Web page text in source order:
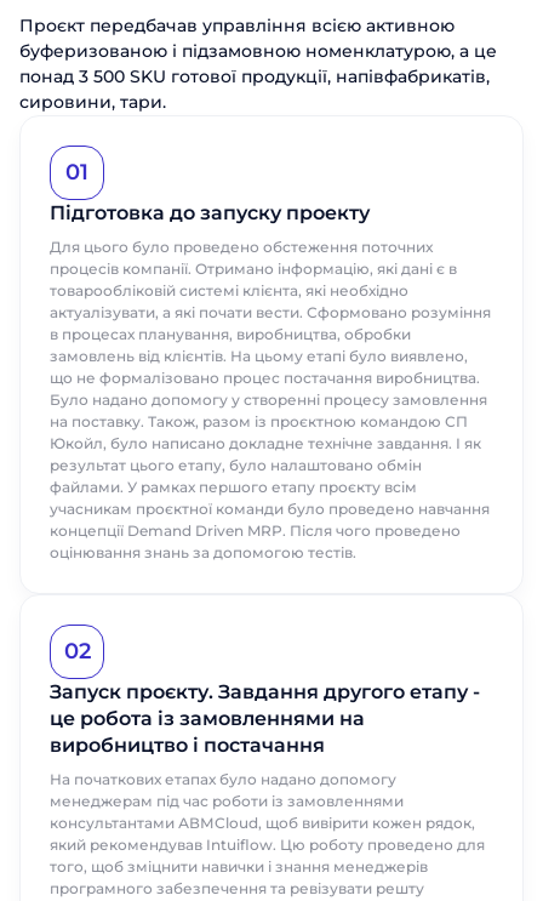
Проєкт передбачав управління всією активною
буферизованою і підзамовною номенклатурою, а це
понад 3 500 SKU готової продукції, напівфабрикатів,
сировини, тари.
01
Підготовка до запуску проекту
Для цього було проведено обстеження поточних
процесів компанії. Отримано інформацію, які дані є в
товарообліковій системі клієнта, які необхідно
актуалізувати, а які почати вести. Сформовано розуміння
в процесах планування, виробництва, обробки
замовлень від клієнтів. На цьому етапі було виявлено,
що не формалізовано процес постачання виробництва.
Було надано допомогу у створенні процесу замовлення
на поставку. Також, разом із проєктною командою СП
Юкойл, було написано докладне технічне завдання. І як
результат цього етапу, було налаштовано обмін
файлами. У рамках першого етапу проєкту всім
учасникам проєктної команди було проведено навчання
концепції Demand Driven MRP. Після чого проведено
оцінювання знань за допомогою тестів.
02
Запуск проєкту. Завдання другого етапу -
це робота із замовленнями на
виробництво і постачання
На початкових етапах було надано допомогу
менеджерам під час роботи із замовленнями
консультантами АВМСloud, щоб вивірити кожен рядок,
який рекомендував Intuiflow. Цю роботу проведено для
того, щоб зміцнити навички і знання менеджерів
програмного забезпечення та ревізувати решту